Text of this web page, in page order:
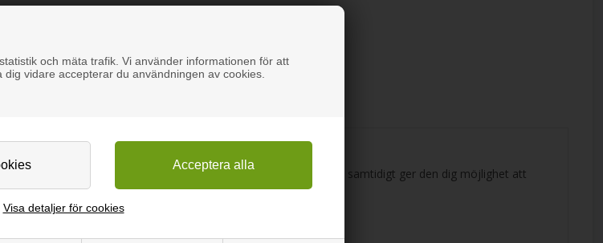
och mäta trafik. Vi använder informationen för att
vidare accepterar du användningen av cookies.
Visa detaljer för cookies
Den genomgående stången förstärker bäregenskapen och samtidigt ger den dig möjlighet att